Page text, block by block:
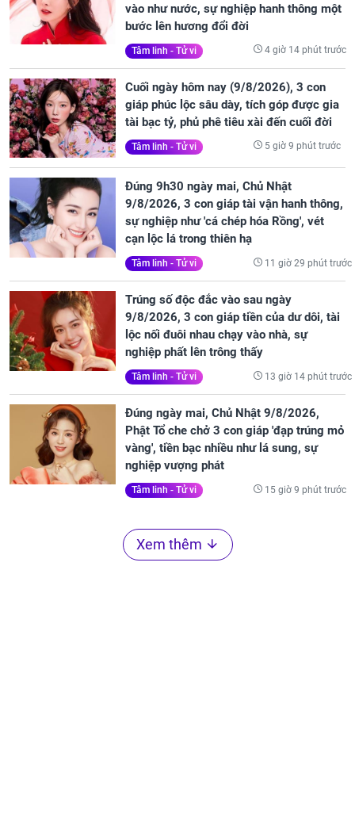
vào như nước, sự nghiệp hanh thông một
bước lên hương đổi đời
Tâm linh - Tử vi 4 giờ 14 phút trước
Cuối ngày hôm nay (9/8/2026), 3 con
giáp phúc lộc sâu dày, tích góp được gia
tài bạc tỷ, phủ phê tiêu xài đến cuối đời
Tâm linh - Tử vi 5 giờ 9 phút trước
Đúng 9h30 ngày mai, Chủ Nhật
9/8/2026, 3 con giáp tài vận hanh thông,
sự nghiệp như 'cá chép hóa Rồng', vét
cạn lộc lá trong thiên hạ
Tâm linh - Tử vi 11 giờ 29 phút trước
Trúng số độc đắc vào sau ngày
9/8/2026, 3 con giáp tiền của dư dôi, tài
lộc nối đuôi nhau chạy vào nhà, sự
nghiệp phất lên trông thấy
Tâm linh - Tử vi 13 giờ 14 phút trước
Đúng ngày mai, Chủ Nhật 9/8/2026,
Phật Tổ che chở 3 con giáp 'đạp trúng mỏ
vàng', tiền bạc nhiều như lá sung, sự
nghiệp vượng phát
Tâm linh - Tử vi 15 giờ 9 phút trước
Xem thêm